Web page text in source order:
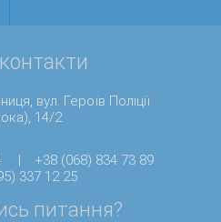
вул. Героїв Поліції
14/2
|
+38 (068) 834 73 89
337 12 25
питання?